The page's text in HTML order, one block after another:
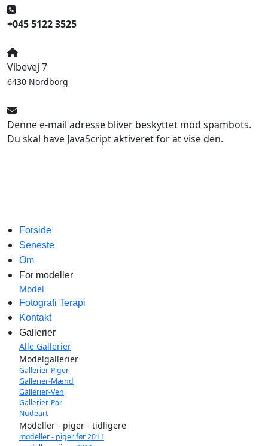
+045 5122 3525
Vibevej 7
6430 Nordborg
Denne e-mail adresse bliver beskyttet mod spambots.
Du skal have JavaScript aktiveret for at vise den.
Forside
Seneste
Om
For modeller
Model
Fotografi Terapi
Kontakt
Gallerier
Alle Gallerier
Modelgallerier
Gallerier-Piger
Gallerier-Mænd
Gallerier-Ven
Gallerier-Par
Nudeart
Modeller - piger - tidligere
modeller - piger før 2011